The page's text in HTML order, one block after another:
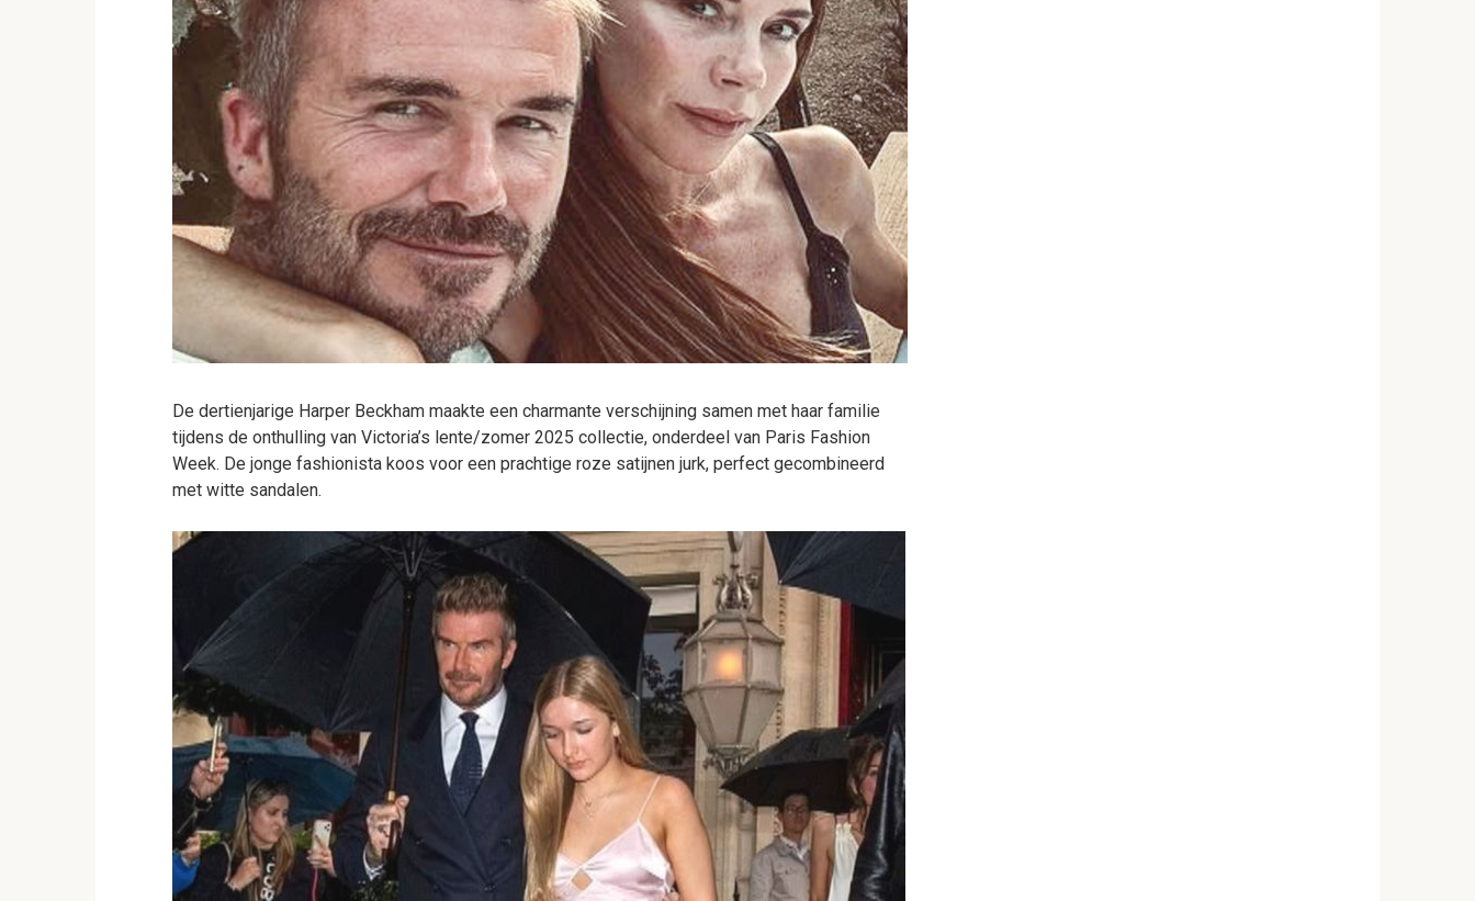
De dertienjarige Harper Beckham maakte een charmante verschijning samen met haar familie
tijdens de onthulling van Victoria’s lente/zomer 2025 collectie, onderdeel van Paris Fashion
Week. De jonge fashionista koos voor een prachtige roze satijnen jurk, perfect gecombineerd
met witte sandalen.